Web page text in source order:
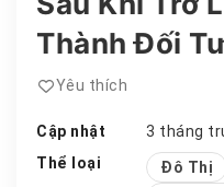
Thành Đối
Lược?
Yêu thích
Cập nhật
3 tháng
Thể loại
Đô Thị